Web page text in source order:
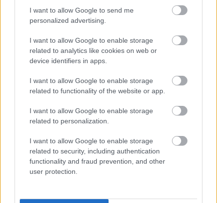
I want to allow Google to send me
personalized advertising.
I want to allow Google to enable storage
related to analytics like cookies on web or
device identifiers in apps.
I want to allow Google to enable storage
related to functionality of the website or app.
I want to allow Google to enable storage
related to personalization.
I want to allow Google to enable storage
related to security, including authentication
functionality and fraud prevention, and other
user protection.
Bükki panoráma: lenyűgöző otthon
Egerben
annazsanett•2022. augusztus 08.
Egerben, a Hajdúhegy lábánál eladó ez a
páratlan
panorámával rendelkező családi ház. Eger az egyik
legélhetőbb vidéki város, mindössze 130 ...